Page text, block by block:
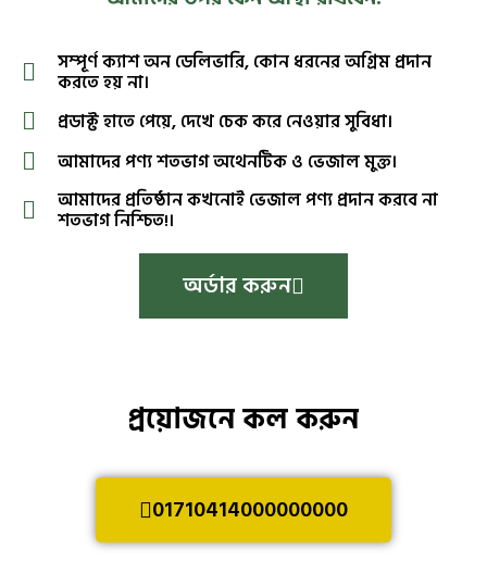
সম্পূর্ণ ক্যাশ অন ডেলিভারি, কোন ধরনের অগ্রিম প্রদান
করতে হয় না।
প্রডাক্ট হাতে পেয়ে, দেখে চেক করে নেওয়ার সুবিধা।
আমাদের পণ্য শতভাগ অথেনটিক ও ভেজাল মুক্ত।
আমাদের প্রতিষ্ঠান কখনোই ভেজাল পণ্য প্রদান করবে না
শতভাগ নিশ্চিত!।
অর্ডার করুন
প্রয়োজনে কল করুন
01710414000000000